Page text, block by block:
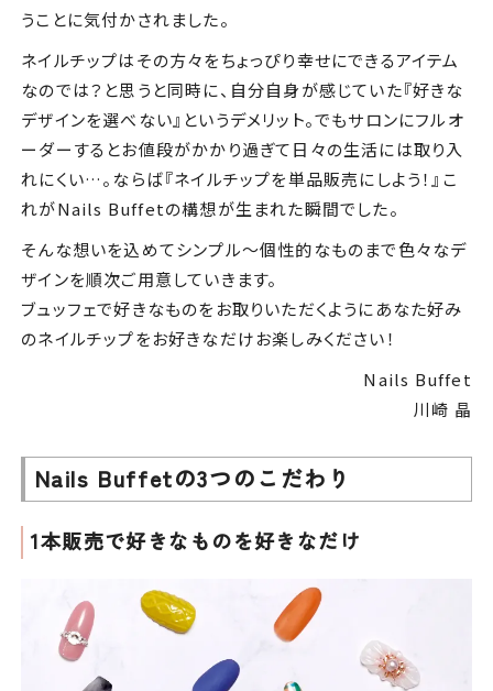
うことに気付かされました。
ネイルチップはその方々をちょっぴり幸せにできるアイテム
なのでは？と思うと同時に、自分自身が感じていた『好きな
デザインを選べない』というデメリット。でもサロンにフルオ
ーダーするとお値段がかかり過ぎて日々の生活には取り入
れにくい…。ならば『ネイルチップを単品販売にしよう！』こ
れがNails Buffetの構想が生まれた瞬間でした。
そんな想いを込めてシンプル～個性的なものまで色々なデ
ザインを順次ご用意していきます。
ブュッフェで好きなものをお取りいただくようにあなた好み
のネイルチップをお好きなだけお楽しみください！
Nails Buffet
川崎 晶
Nails Buffetの3つのこだわり
1本販売で好きなものを好きなだけ